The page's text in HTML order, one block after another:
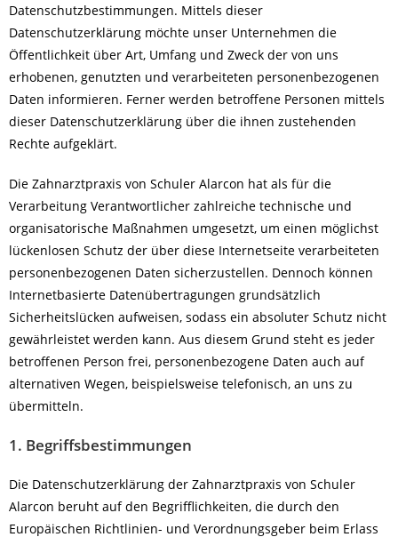
Datenschutzbestimmungen. Mittels dieser
Datenschutzerklärung möchte unser Unternehmen die
Öffentlichkeit über Art, Umfang und Zweck der von uns
erhobenen, genutzten und verarbeiteten personenbezogenen
Daten informieren. Ferner werden betroffene Personen mittels
dieser Datenschutzerklärung über die ihnen zustehenden
Rechte aufgeklärt.
Die Zahnarztpraxis von Schuler Alarcon hat als für die
Verarbeitung Verantwortlicher zahlreiche technische und
organisatorische Maßnahmen umgesetzt, um einen möglichst
lückenlosen Schutz der über diese Internetseite verarbeiteten
personenbezogenen Daten sicherzustellen. Dennoch können
Internetbasierte Datenübertragungen grundsätzlich
Sicherheitslücken aufweisen, sodass ein absoluter Schutz nicht
gewährleistet werden kann. Aus diesem Grund steht es jeder
betroffenen Person frei, personenbezogene Daten auch auf
alternativen Wegen, beispielsweise telefonisch, an uns zu
übermitteln.
1. Begriffsbestimmungen
Die Datenschutzerklärung der Zahnarztpraxis von Schuler
Alarcon beruht auf den Begrifflichkeiten, die durch den
Europäischen Richtlinien- und Verordnungsgeber beim Erlass